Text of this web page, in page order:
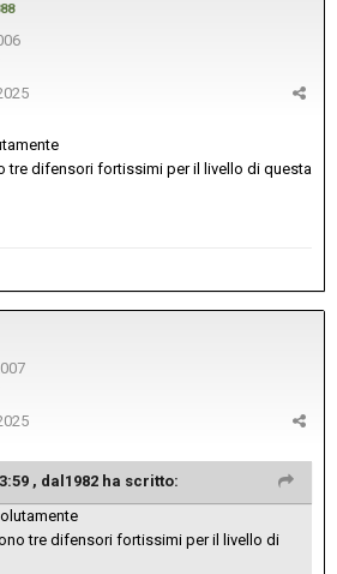
tre difensori fortissimi per il livello di questa
, dal1982 ha scritto:
tre difensori fortissimi per il livello di